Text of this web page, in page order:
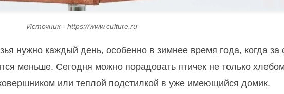
Источник - https://www.culture.ru
нужно каждый день, особенно в зимнее время года, когда за
меньше. Сегодня можно порадовать птичек не только
или теплой подстилкой в уже имеющийся домик.